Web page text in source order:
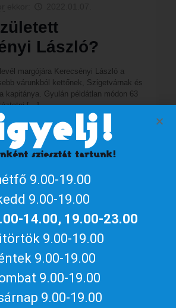
László?
margójára Kerecsényi László a
várunkból kettőnek, Szigetvárnak és
kapitánya. Gyulán példátlan módon 63
[…]
Bővebben
sziesztát tartunk!
9.00-19.00
9.00-19.00
14.00, 19.00-23.00
9.00-19.00
9.00-19.00
9.00-19.00
9.00-19.00